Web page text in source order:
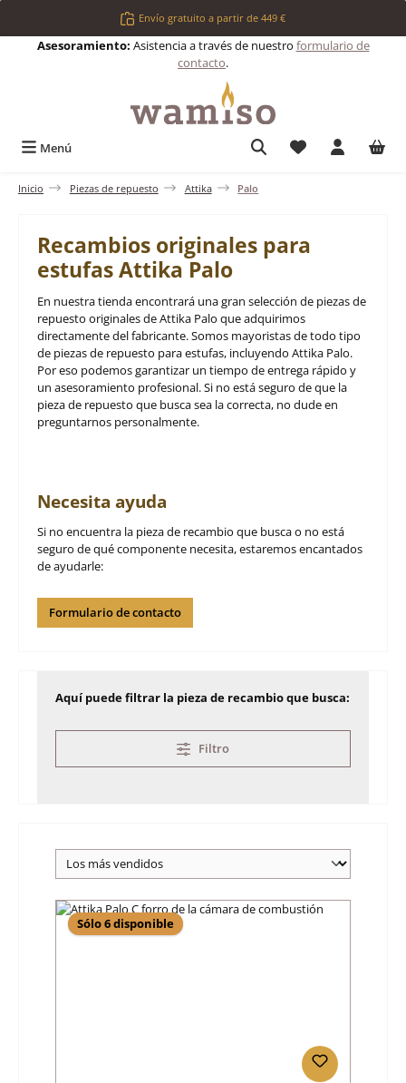
Saltar al contenido principalEnvío gratuito a partir de 449 €
Asesoramiento: Asistencia a través de nuestro formulario de
contacto.
Menú Tienes 0
Inicio Piezas de repuesto Attika Palo
Recambios originales para
estufas Attika Palo
En nuestra tienda encontrará una gran selección de piezas de
repuesto originales de Attika Palo que adquirimos
directamente del fabricante. Somos mayoristas de todo tipo
de piezas de repuesto para estufas, incluyendo Attika Palo.
Por eso podemos garantizar un tiempo de entrega rápido y
un asesoramiento profesional. Si no está seguro de que la
pieza de repuesto que busca sea la correcta, no dude en
preguntarnos personalmente.
Necesita ayuda
Si no encuentra la pieza de recambio que busca o no está
seguro de qué componente necesita, estaremos encantados
de ayudarle:
Formulario de contacto
Aquí puede filtrar la pieza de recambio que busca:
Filtro
Sólo 6 disponible